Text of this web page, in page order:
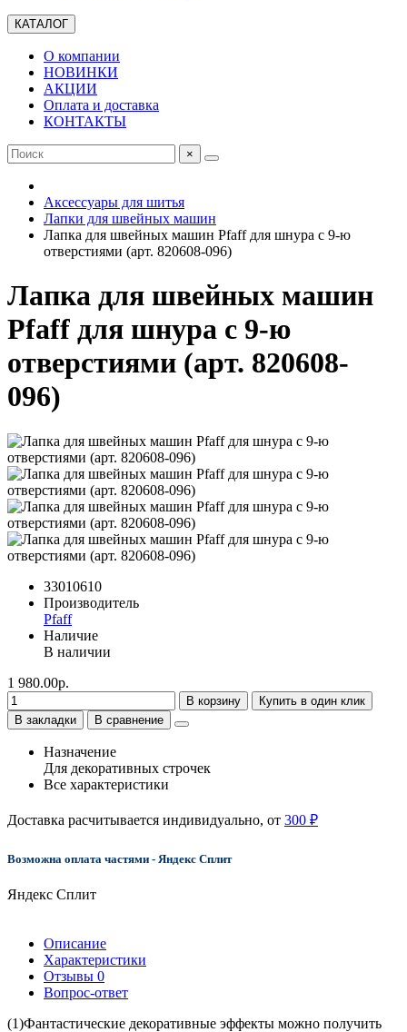
КАТАЛОГ
О компании
НОВИНКИ
АКЦИИ
Оплата и доставка
КОНТАКТЫ
×
Аксессуары для шитья
Лапки для швейных машин
Лапка для швейных машин Pfaff для шнура с 9-ю
отверстиями (арт. 820608-096)
Лапка для швейных машин
Pfaff для шнура с 9-ю
отверстиями (арт. 820608-
096)
33010610
Производитель
Pfaff
Наличие
В наличии
1 980.00р.
В корзину
Купить в один клик
В закладки
В сравнение
Назначение
Для декоративных строчек
Все характеристики
Доставка расчитывается индивидуально, от 300 ₽
Возможна оплата частями - Яндекс Сплит
Яндекс Сплит
Описание
Характеристики
Отзывы 0
Вопрос-ответ
(1)Фантастические декоративные эффекты можно получить